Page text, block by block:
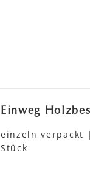
Einweg
einzeln verpackt
Stück